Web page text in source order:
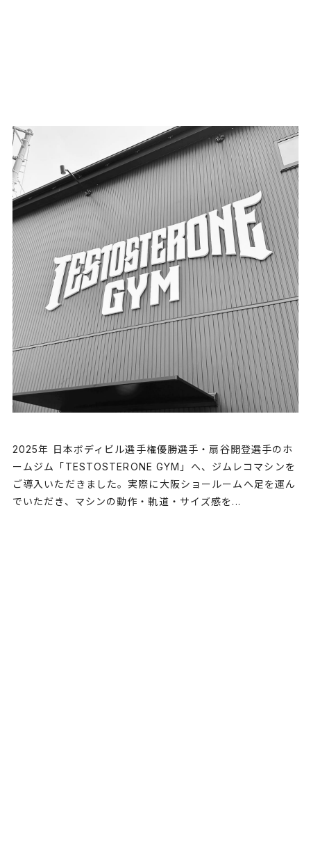
2025年 日本ボディビル選手権優勝選手・扇谷開登選手のホ
ームジム「TESTOSTERONE GYM」へ、ジムレコマシンを
ご導入いただきました。実際に大阪ショールームへ足を運ん
でいただき、マシンの動作・軌道・サイズ感を...